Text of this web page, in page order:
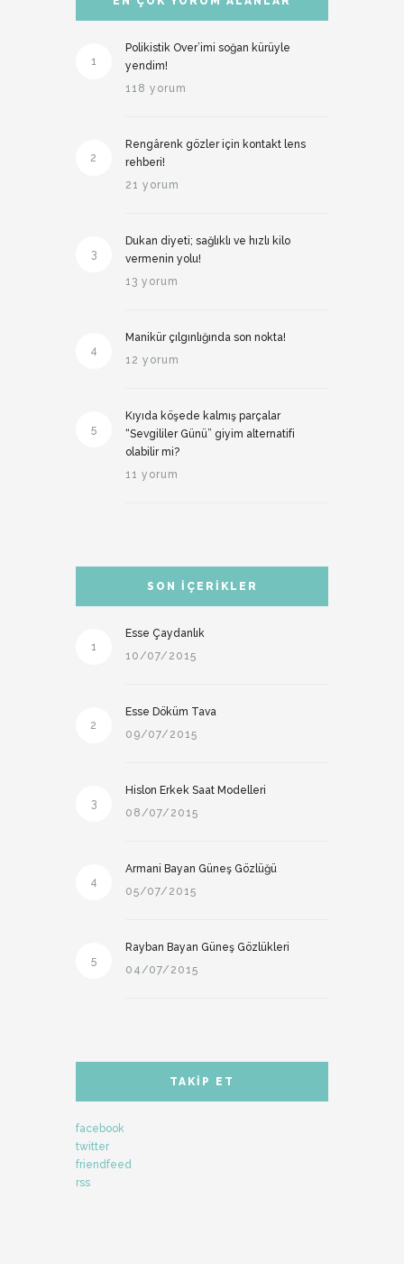
1
Polikistik Over’imi soğan kürüyle
yendim!
118 yorum
2
Rengârenk gözler için kontakt lens
rehberi!
21 yorum
3
Dukan diyeti; sağlıklı ve hızlı kilo
vermenin yolu!
13 yorum
4
Manikür çılgınlığında son nokta!
12 yorum
5
Kıyıda köşede kalmış parçalar
“Sevgililer Günü” giyim alternatifi
olabilir mi?
11 yorum
SON İÇERIKLER
1
Esse Çaydanlık
10/07/2015
2
Esse Döküm Tava
09/07/2015
3
Hislon Erkek Saat Modelleri
08/07/2015
4
Armani Bayan Güneş Gözlüğü
05/07/2015
5
Rayban Bayan Güneş Gözlükleri
04/07/2015
TAKIP ET
facebook
twitter
friendfeed
rss